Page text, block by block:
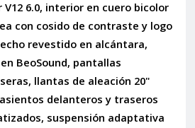
V12 6.0, interior en cuero bicolor
con cosido de contraste y logo
revestido en alcántara,
BeoSound, pantallas
llantas de aleación 20"
delanteros y traseros
suspensión adaptativa